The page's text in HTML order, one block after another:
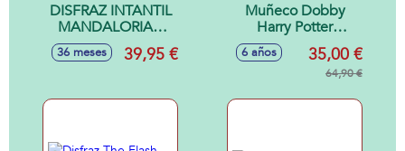
DISFRAZ INTANTIL
MANDALORIAN
DELUXE TALLA L
(8/10 AÑOS)
36 meses 39,95 €
Muñeco Dobby
Harry Potter
interactivo Wizardin
world. 21 cm
6 años 35,00 €
64,90 €